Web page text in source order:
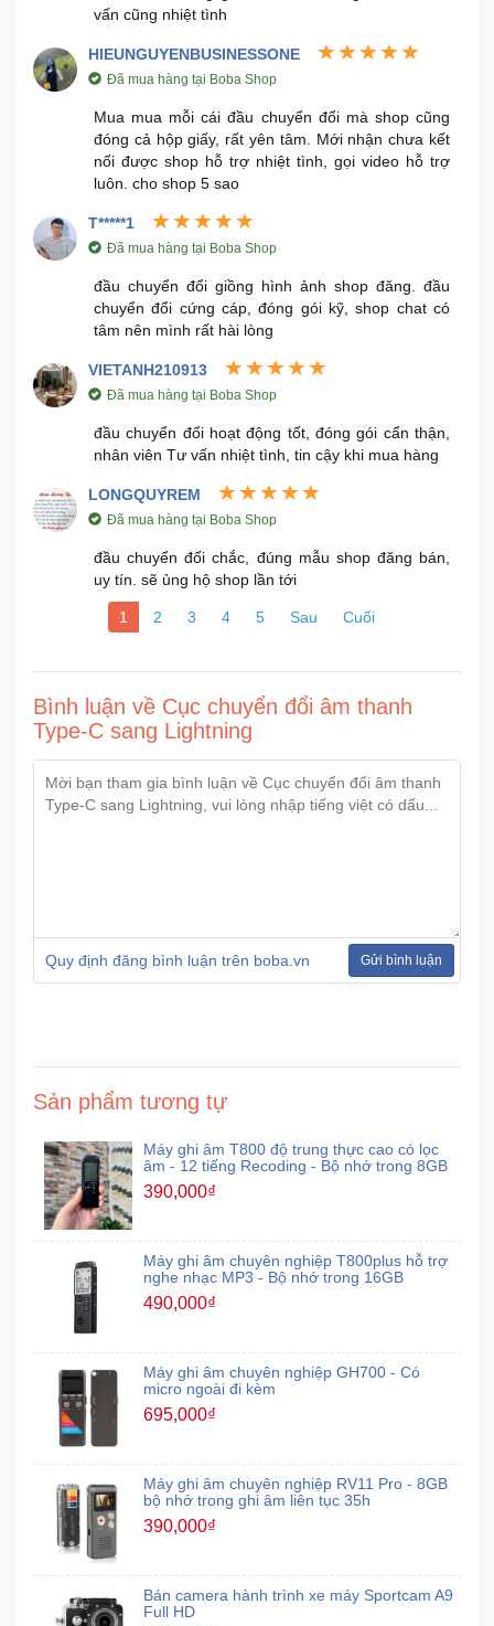
vấn cũng nhiệt tình
HIEUNGUYENBUSINESSONE
Đã mua hàng tại Boba Shop
Mua mua mỗi cái đầu chuyển đổi mà shop cũng
đóng cả hộp giấy, rất yên tâm. Mới nhận chưa kết
nối được shop hỗ trợ nhiệt tình, gọi video hỗ trợ
luôn. cho shop 5 sao
T*****1
Đã mua hàng tại Boba Shop
đầu chuyển đổi giồng hình ảnh shop đăng. đầu
chuyển đổi cứng cáp, đóng gói kỹ, shop chat có
tâm nên mình rất hài lòng
VIETANH210913
Đã mua hàng tại Boba Shop
đầu chuyển đổi hoạt động tốt, đóng gói cẩn thận,
nhân viên Tư vấn nhiệt tình, tin cậy khi mua hàng
LONGQUYREM
Đã mua hàng tại Boba Shop
đầu chuyển đối chắc, đúng mẫu shop đăng bán,
uy tín. sẽ ủng hộ shop lần tới
1 2 3 4 5 Sau Cuối
Bình luận về Cục chuyển đổi âm thanh
Type-C sang Lightning
Quy định đăng bình luận trên boba.vn Gửi bình luận
Sản phẩm tương tự
Máy ghi âm T800 độ trung thực cao có lọc
âm - 12 tiếng Recoding - Bộ nhớ trong 8GB
390,000₫
Máy ghi âm chuyên nghiệp T800plus hỗ trợ
nghe nhạc MP3 - Bộ nhớ trong 16GB
490,000₫
Máy ghi âm chuyên nghiệp GH700 - Có
micro ngoài đi kèm
695,000₫
Máy ghi âm chuyên nghiệp RV11 Pro - 8GB
bộ nhớ trong ghi âm liên tục 35h
390,000₫
Bán camera hành trình xe máy Sportcam A9
Full HD